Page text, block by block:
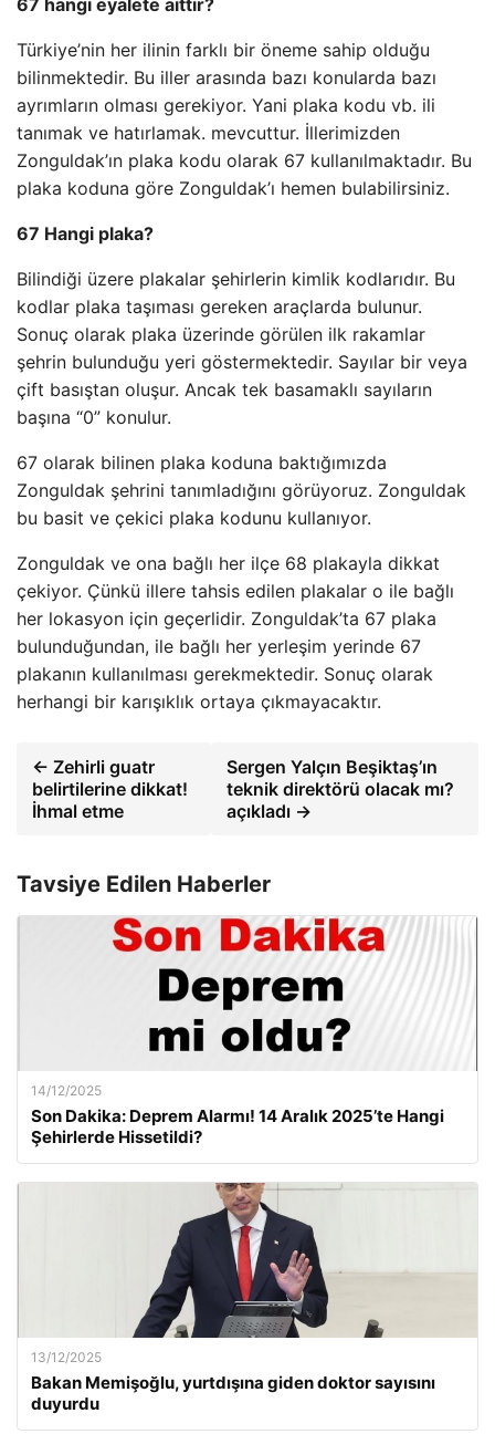
67 hangi eyalete aittir?
Türkiye’nin her ilinin farklı bir öneme sahip olduğu
bilinmektedir. Bu iller arasında bazı konularda bazı
ayrımların olması gerekiyor. Yani plaka kodu vb. ili
tanımak ve hatırlamak. mevcuttur. İllerimizden
Zonguldak’ın plaka kodu olarak 67 kullanılmaktadır. Bu
plaka koduna göre Zonguldak’ı hemen bulabilirsiniz.
67 Hangi plaka?
Bilindiği üzere plakalar şehirlerin kimlik kodlarıdır. Bu
kodlar plaka taşıması gereken araçlarda bulunur.
Sonuç olarak plaka üzerinde görülen ilk rakamlar
şehrin bulunduğu yeri göstermektedir. Sayılar bir veya
çift basıştan oluşur. Ancak tek basamaklı sayıların
başına “0” konulur.
67 olarak bilinen plaka koduna baktığımızda
Zonguldak şehrini tanımladığını görüyoruz. Zonguldak
bu basit ve çekici plaka kodunu kullanıyor.
Zonguldak ve ona bağlı her ilçe 68 plakayla dikkat
çekiyor. Çünkü illere tahsis edilen plakalar o ile bağlı
her lokasyon için geçerlidir. Zonguldak’ta 67 plaka
bulunduğundan, ile bağlı her yerleşim yerinde 67
plakanın kullanılması gerekmektedir. Sonuç olarak
herhangi bir karışıklık ortaya çıkmayacaktır.
← Zehirli guatr
belirtilerine dikkat!
İhmal etme
Sergen Yalçın Beşiktaş’ın
teknik direktörü olacak mı?
açıkladı →
Tavsiye Edilen Haberler
14/12/2025
Son Dakika: Deprem Alarmı! 14 Aralık 2025’te Hangi
Şehirlerde Hissetildi?
13/12/2025
Bakan Memişoğlu, yurtdışına giden doktor sayısını
duyurdu